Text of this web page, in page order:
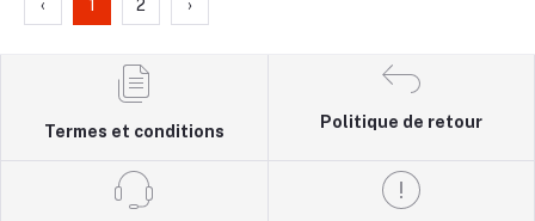
‹ 1 2 ›
Termes et conditions
Politique de retour